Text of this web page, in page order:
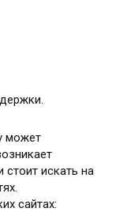
может
искать на
сайтах: